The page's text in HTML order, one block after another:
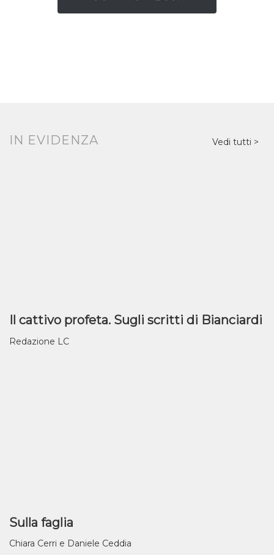
IN EVIDENZA Vedi tutti
Il cattivo profeta. Sugli scritti di Bianciardi
Redazione LC
Sulla faglia
Chiara Cerri e Daniele Ceddia